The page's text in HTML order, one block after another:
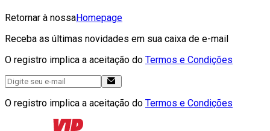
Retornar à nossaHomepage
Receba as últimas novidades em sua caixa de e-mail
O registro implica a aceitação do Termos e Condições
O registro implica a aceitação do Termos e Condições